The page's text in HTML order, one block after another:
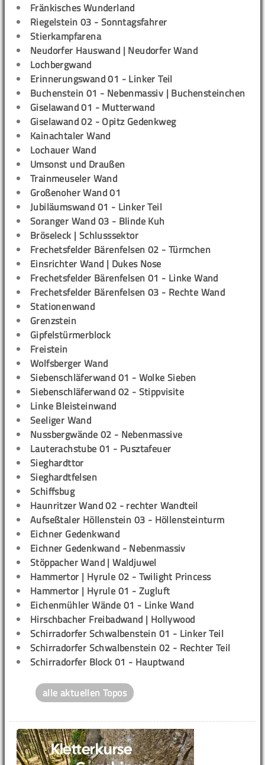
Fränkisches Wunderland
Riegelstein 03 - Sonntagsfahrer
Stierkampfarena
Neudorfer Hauswand | Neudorfer Wand
Lochbergwand
Erinnerungswand 01 - Linker Teil
Buchenstein 01 - Nebenmassiv | Buchensteinchen
Giselawand 01 - Mutterwand
Giselawand 02 - Opitz Gedenkweg
Kainachtaler Wand
Lochauer Wand
Umsonst und Draußen
Trainmeuseler Wand
Großenoher Wand 01
Jubiläumswand 01 - Linker Teil
Soranger Wand 03 - Blinde Kuh
Bröseleck | Schlusssektor
Frechetsfelder Bärenfelsen 02 - Türmchen
Einsrichter Wand | Dukes Nose
Frechetsfelder Bärenfelsen 01 - Linke Wand
Frechetsfelder Bärenfelsen 03 - Rechte Wand
Stationenwand
Grenzstein
Gipfelstürmerblock
Freistein
Wolfsberger Wand
Siebenschläferwand 01 - Wolke Sieben
Siebenschläferwand 02 - Stippvisite
Linke Bleisteinwand
Seeliger Wand
Nussbergwände 02 - Nebenmassive
Lauterachstube 01 - Pusztafeuer
Sieghardttor
Sieghardtfelsen
Schiffsbug
Haunritzer Wand 02 - rechter Wandteil
Aufseßtaler Höllenstein 03 - Höllensteinturm
Eichner Gedenkwand
Eichner Gedenkwand - Nebenmassiv
Stöppacher Wand | Waldjuwel
Hammertor | Hyrule 02 - Twilight Princess
Hammertor | Hyrule 01 - Zugluft
Eichenmühler Wände 01 - Linke Wand
Hirschbacher Freibadwand | Hollywood
Schirradorfer Schwalbenstein 01 - Linker Teil
Schirradorfer Schwalbenstein 02 - Rechter Teil
Schirradorfer Block 01 - Hauptwand
alle aktuellen Topos